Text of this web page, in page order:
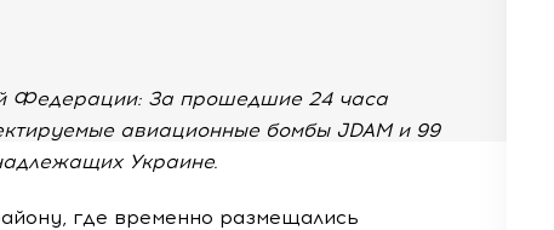
Федерации: За прошедшие 24 часа
авиационные бомбы JDAM и 99
Украине.
где временно размещались